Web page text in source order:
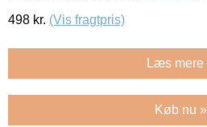
498 kr. (Vis fragtpris)
Læs mere
Køb nu »